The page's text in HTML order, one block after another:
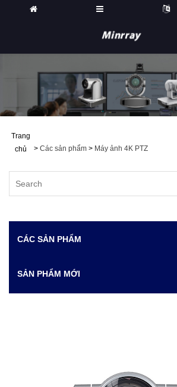
Trang
chủ
> Các sản phẩm > Máy ảnh 4K PTZ
CÁC SẢN PHẨM
SẢN PHẨM MỚI